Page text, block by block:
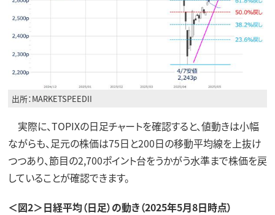
出所：MARKETSPEEDII
実際に、TOPIXの日足チャートを確認すると、値動きは小幅
ながらも、足元の株価は75日と200日の移動平均線を上抜け
つつあり、節目の2,700ポイント台をうかがう水準まで株価を戻
していることが確認できます。
＜図2＞日経平均（日足）の動き（2025年5月8日時点）